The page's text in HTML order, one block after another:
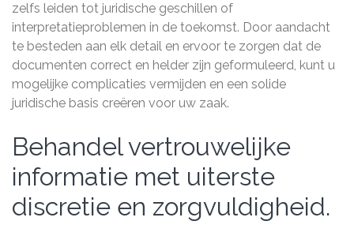
zelfs leiden tot juridische geschillen of
interpretatieproblemen in de toekomst. Door aandacht
te besteden aan elk detail en ervoor te zorgen dat de
documenten correct en helder zijn geformuleerd, kunt u
mogelijke complicaties vermijden en een solide
juridische basis creëren voor uw zaak.
Behandel vertrouwelijke
informatie met uiterste
discretie en zorgvuldigheid.